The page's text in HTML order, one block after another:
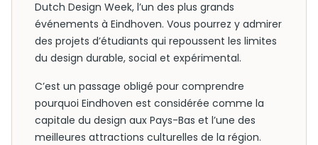
Dutch Design Week, l’un des plus grands
événements à Eindhoven. Vous pourrez y admirer
des projets d’étudiants qui repoussent les limites
du design durable, social et expérimental.
C’est un passage obligé pour comprendre
pourquoi Eindhoven est considérée comme la
capitale du design aux Pays-Bas et l’une des
meilleures attractions culturelles de la région.